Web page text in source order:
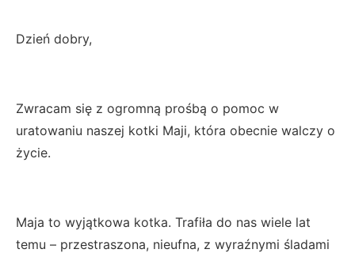
Dzień dobry,
Zwracam się z ogromną prośbą o pomoc w
uratowaniu naszej kotki Maji, która obecnie walczy o
życie.
Maja to wyjątkowa kotka. Trafiła do nas wiele lat
temu – przestraszona, nieufna, z wyraźnymi śladami